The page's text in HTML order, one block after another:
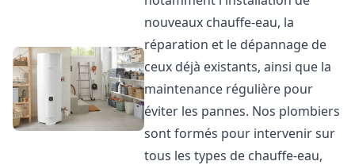
nouveaux chauffe-eau, la
réparation et le dépannage de
ceux déjà existants, ainsi que la
maintenance régulière pour
éviter les pannes. Nos plombiers
sont formés pour intervenir sur
tous les types de chauffe-eau,